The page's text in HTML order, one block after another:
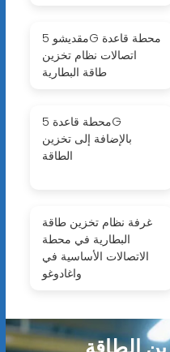
مقديشو 5G محطة قاعدة
اتصالات نظام تخزين
طاقة البطارية
محطة قاعدة 5G
بالإضافة إلى تخزين
الطاقة
غرفة نظام تخزين طاقة
البطارية في محطة
الاتصالات الأساسية في
واغادوغو